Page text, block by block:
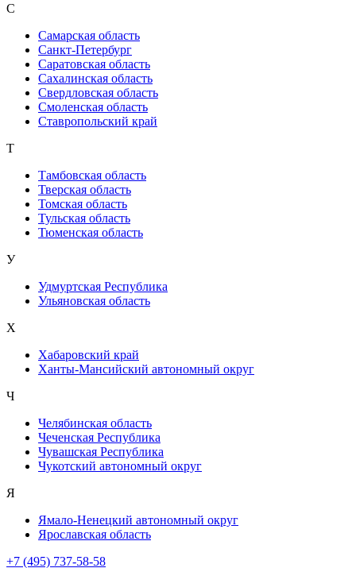
С
Самарская область
Санкт-Петербург
Саратовская область
Сахалинская область
Свердловская область
Смоленская область
Ставропольский край
Т
Тамбовская область
Тверская область
Томская область
Тульская область
Тюменская область
У
Удмуртская Республика
Ульяновская область
Х
Хабаровский край
Ханты-Мансийский автономный округ
Ч
Челябинская область
Чеченская Республика
Чувашская Республика
Чукотский автономный округ
Я
Ямало-Ненецкий автономный округ
Ярославская область
+7 (495) 737-58-58